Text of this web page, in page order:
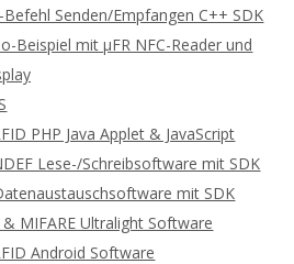
Befehl Senden/Empfangen C++ SDK
Beispiel mit μFR NFC-Reader und
PHP Java Applet & JavaScript
Lese-/Schreibsoftware mit SDK
mit SDK
& MIFARE Ultralight Software
Android Software